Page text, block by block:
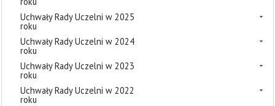
Uchwały Rady Uczelni w 2025
roku
Uchwały Rady Uczelni w 2024
roku
Uchwały Rady Uczelni w 2023
roku
Uchwały Rady Uczelni w 2022
roku